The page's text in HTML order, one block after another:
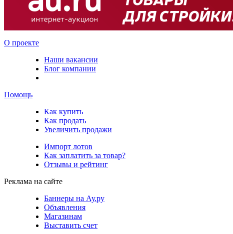
О проекте
Наши вакансии
Блог компании
Помощь
Как купить
Как продать
Увеличить продажи
Импорт лотов
Как заплатить за товар?
Отзывы и рейтинг
Реклама на сайте
Баннеры на Ау.ру
Объявления
Магазинам
Выставить счет